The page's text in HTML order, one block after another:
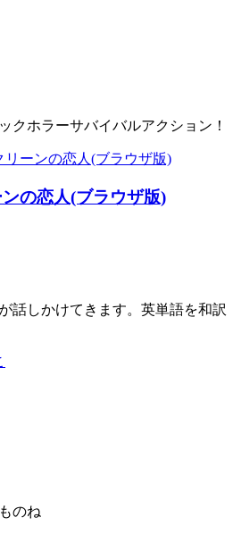
クホラーサバイバルアクション！
の恋人(ブラウザ版)
話しかけてきます。英単語を和訳
のね